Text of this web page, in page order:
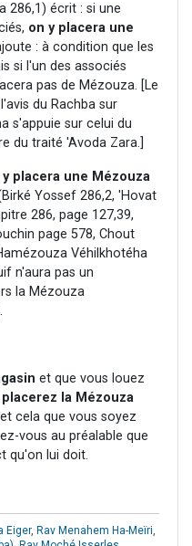
286,1) écrit : si une
on y placera une
: à condition que les
si l'un des associés
pas de Mézouza. [Le
du Rachba sur
s'appuie sur celui du
du traité 'Avoda Zara.]
y placera une Mézouza
Yossef 286,2, 'Hovat
286, page 127,39,
page 578, Chout
Véhilkhotéha
n'aura pas un
la Mézouza
et que vous louez
la Mézouza
cela que vous soyez
vous au préalable que
qu'on lui doit.
Eiger, Rav Menahem Ha-Meïri,